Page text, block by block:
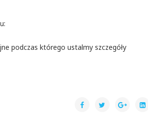
podczas którego ustalmy szczegóły